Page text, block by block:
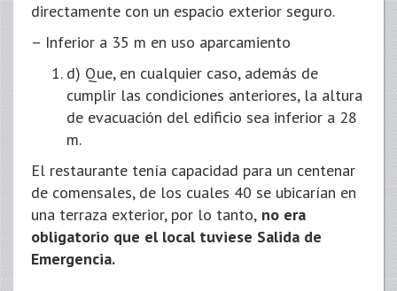
directamente con un espacio exterior seguro.
– Inferior a 35 m en uso aparcamiento
d) Que, en cualquier caso, además de
cumplir las condiciones anteriores, la altura
de evacuación del edificio sea inferior a 28
m.
El restaurante tenía capacidad para un centenar
de comensales, de los cuales 40 se ubicarían en
una terraza exterior, por lo tanto, no era
obligatorio que el local tuviese Salida de
Emergencia.